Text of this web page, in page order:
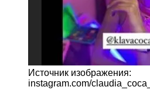
Источник изображения:
instagram.com/